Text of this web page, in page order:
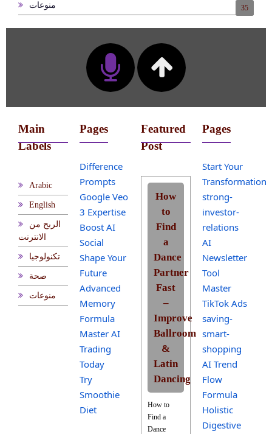
منوعات 35
Main
Labels
Arabic
English
الربح من
الانترنت
تكنولوجيا
صحة
منوعات
Pages
Difference
Prompts
Google Veo
3 Expertise
Boost AI
Social
Shape Your
Future
Advanced
Memory
Formula
Master AI
Trading
Today
Try
Smoothie
Diet
Featured
Post
How
to
Find
a
Dance
Partner
Fast
–
Improve
Ballroom
&
Latin
Dancing
How to
Find a
Dance
Pages
Start Your
Transformation
strong-
investor-
relations
AI
Newsletter
Tool
Master
TikTok Ads
saving-
smart-
shopping
AI Trend
Flow
Formula
Holistic
Digestive